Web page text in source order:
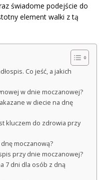
świadome podejście do
element walki z tą
Co jeść, a jakich
w dnie moczanowej?
w diecie na dnę
kluczem do zdrowia przy
moczanową?
przy dnie moczanowej?
7 dni dla osób z dną